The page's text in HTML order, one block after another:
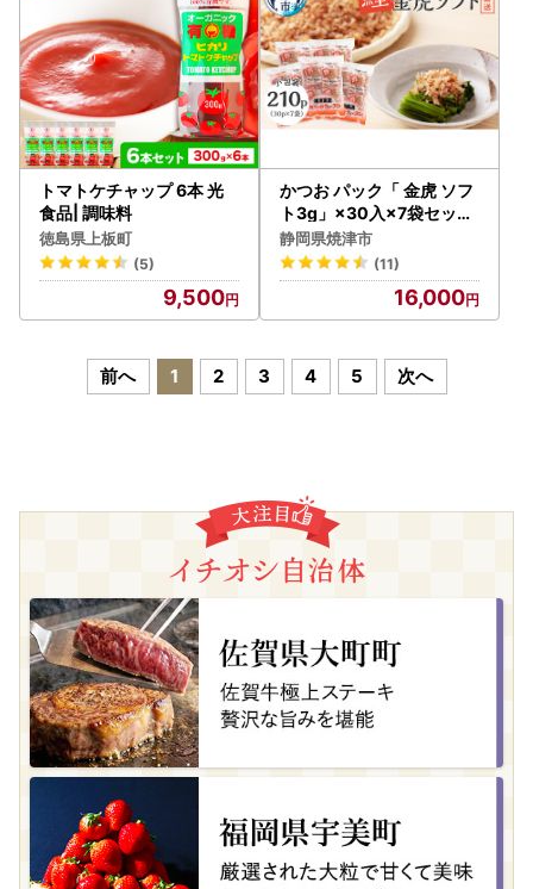
トマトケチャップ 6本 光
食品| 調味料
徳島県上板町
(5)
9,500
かつお パック「 金虎 ソフ
ト3g」×30入×7袋セット
(a15-101)
静岡県焼津市
(11)
16,000
前へ 1 2 3 4 5 次へ